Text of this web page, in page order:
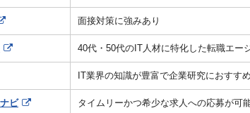
面接対策に強みあり
40代・50代のIT人材に特化した転職エー
IT業界の知識が豊富で企業研究におすすめ
ビ タイムリーかつ希少な求人への応募が可